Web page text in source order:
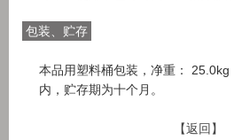
包装、贮存
本品用塑料桶包装，净重： 25.0kg
内，贮存期为十个月。
【返回】